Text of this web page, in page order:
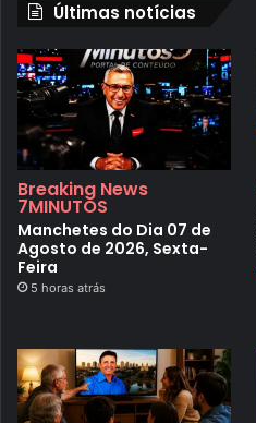
Últimas notícias
Breaking News
7MINUTOS
Manchetes do Dia 07 de
Agosto de 2026, Sexta-
Feira
5 horas atrás